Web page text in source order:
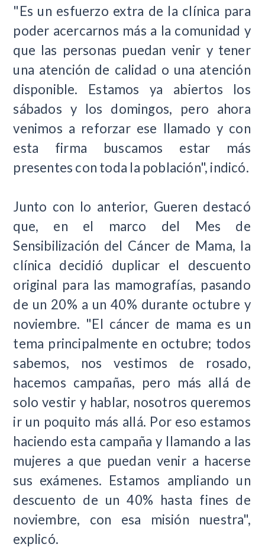
"Es un esfuerzo extra de la clínica para
poder acercarnos más a la comunidad y
que las personas puedan venir y tener
una atención de calidad o una atención
disponible. Estamos ya abiertos los
sábados y los domingos, pero ahora
venimos a reforzar ese llamado y con
esta firma buscamos estar más
presentes con toda la población", indicó.
Junto con lo anterior, Gueren destacó
que, en el marco del Mes de
Sensibilización del Cáncer de Mama, la
clínica decidió duplicar el descuento
original para las mamografías, pasando
de un 20% a un 40% durante octubre y
noviembre. "El cáncer de mama es un
tema principalmente en octubre; todos
sabemos, nos vestimos de rosado,
hacemos campañas, pero más allá de
solo vestir y hablar, nosotros queremos
ir un poquito más allá. Por eso estamos
haciendo esta campaña y llamando a las
mujeres a que puedan venir a hacerse
sus exámenes. Estamos ampliando un
descuento de un 40% hasta fines de
noviembre, con esa misión nuestra",
explicó.